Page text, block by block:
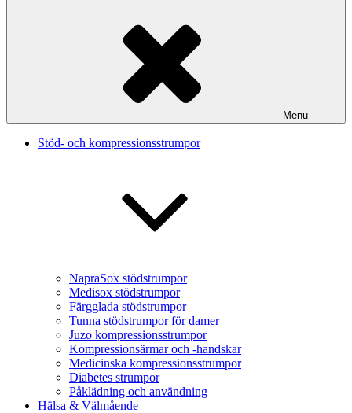
Menu
Stöd- och kompressionsstrumpor
NapraSox stödstrumpor
Medisox stödstrumpor
Färgglada stödstrumpor
Tunna stödstrumpor för damer
Juzo kompressionsstrumpor
Kompressionsärmar och -handskar
Medicinska kompressionsstrumpor
Diabetes strumpor
Påklädning och användning
Hälsa & Välmående